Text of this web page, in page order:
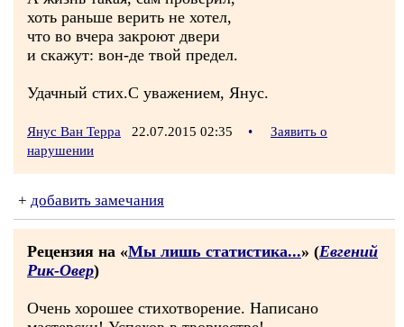
хоть раньше верить не хотел,
что во вчера закроют двери
и скажут: вон-де твой предел.
Удачный стих.С уважением, Янус.
Янус Ван Терра 22.07.2015 02:35 •
Заявить о
нарушении
+ добавить замечания
Рецензия на «Мы лишь статистика...» (Евгений
Рик-Овер)
Очень хорошее стихотворение. Написано